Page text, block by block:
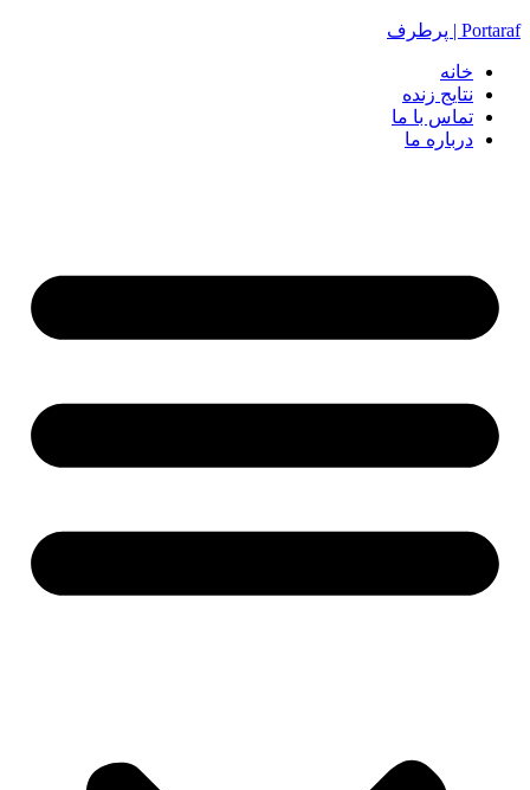
Portaraf | پرطرف
خانه
نتایج زنده
تماس با ما
درباره ما